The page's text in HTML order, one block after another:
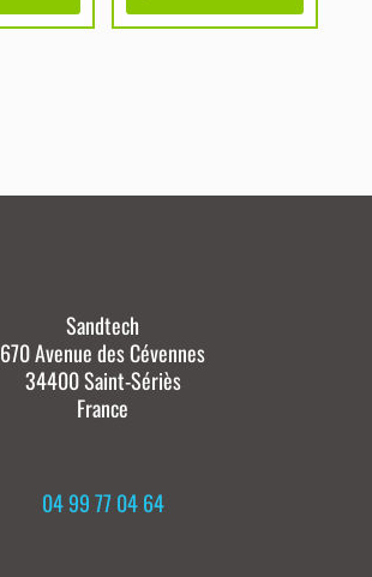
Sandtech
670 Avenue des Cévennes
34400 Saint-Sériès
France
04 99 77 04 64